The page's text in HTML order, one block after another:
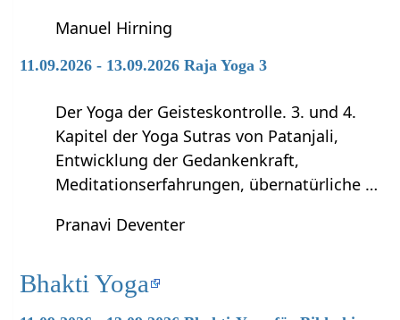
Manuel Hirning
11.09.2026 - 13.09.2026 Raja Yoga 3
Der Yoga der Geisteskontrolle. 3. und 4.
Kapitel der Yoga Sutras von Patanjali,
Entwicklung der Gedankenkraft,
Meditationserfahrungen, übernatürliche …
Pranavi Deventer
Bhakti Yoga